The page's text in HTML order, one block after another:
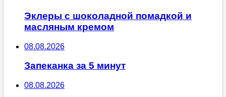
Эклеры с шоколадной помадкой и
масляным кремом
08.08.2026
Запеканка за 5 минут
08.08.2026